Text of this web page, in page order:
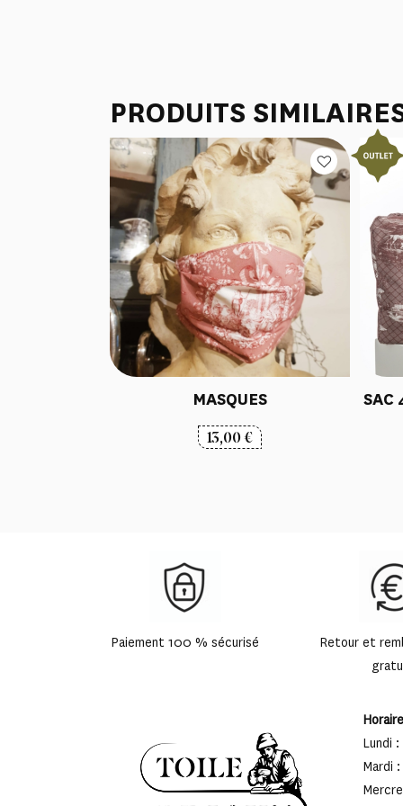
PRODUITS
MASQUES
13,00€
SAC
Paiement 100 % sécurisé
Retour et
Lundi
Mardi :